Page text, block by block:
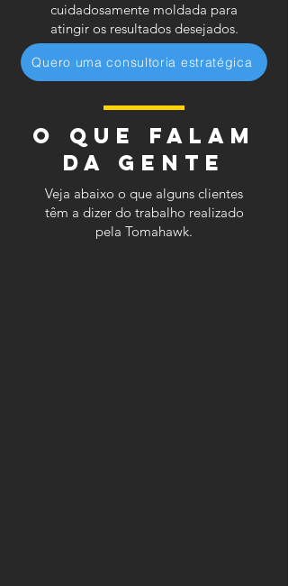
cuidadosamente moldada para
atingir os resultados desejados.
Quero uma consultoria estratégica
O que falam
da gente
Veja abaixo o que alguns clientes
têm a dizer do trabalho realizado
pela Tomahawk.